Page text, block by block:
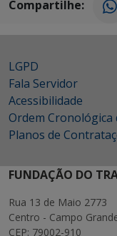
Compartilhe:
LGPD
Fala Servidor
Acessibilidade
Ordem Cronológica
Planos de
FUNDAÇÃO DO
Rua 13 de Maio 2773
Centro - Campo
CEP: 79002-910